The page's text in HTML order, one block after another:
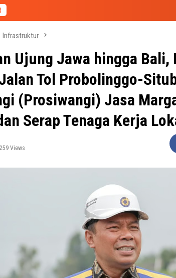
Infrastruktur
Ujung Jawa hingga Bali,
Tol Probolinggo-
(Prosiwangi) Jasa
Serap Tenaga Kerja
259 Views